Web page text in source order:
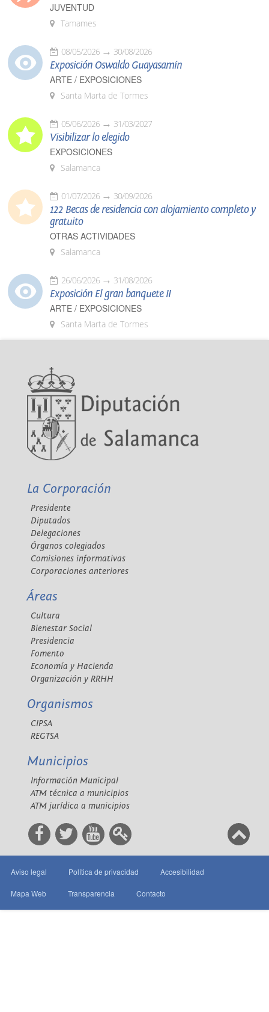
JUVENTUD
Tamames
08/05/2026 30/08/2026
Exposición Oswaldo Guayasamín
ARTE / EXPOSICIONES
Santa Marta de Tormes
05/06/2026 31/03/2027
Visibilizar lo elegido
EXPOSICIONES
Salamanca
01/07/2026 30/09/2026
122 Becas de residencia con alojamiento completo y
gratuito
OTRAS ACTIVIDADES
Salamanca
26/06/2026 31/08/2026
Exposición El gran banquete II
ARTE / EXPOSICIONES
Santa Marta de Tormes
La Corporación
Presidente
Diputados
Delegaciones
Órganos colegiados
Comisiones informativas
Corporaciones anteriores
Áreas
Cultura
Bienestar Social
Presidencia
Fomento
Economía y Hacienda
Organización y RRHH
Organismos
CIPSA
REGTSA
Municipios
Información Municipal
ATM técnica a municipios
ATM jurídica a municipios
Aviso legal Política de privacidad Accesibilidad
Mapa Web Transparencia Contacto